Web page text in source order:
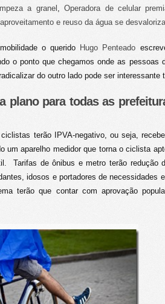
a granel ,Operadora de celular
e reuso da água se
o querido Hugo Penteado
o ponto que chegamos onde as pessoas
do outro lado pode ser interessante
plano para todas as
terão IPVA-negativo, ou seja,
um aparelho medidor que torna o ciclista
Tarifas de ônibus e metro terão redução
idosos e portadores de necessidades
terão que contar com aprovação